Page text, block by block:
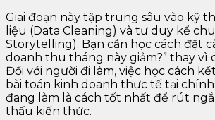
Giai đoạn này tập trung sâu vào kỹ
liệu (Data Cleaning) và tư duy kể
Storytelling). Bạn cần học cách đặt
doanh thu tháng này giảm?” thay vì
Đối với người đi làm, việc học cách
bài toán kinh doanh thực tế tại
đang làm là cách tốt nhất để rút
thấu kiến thức.